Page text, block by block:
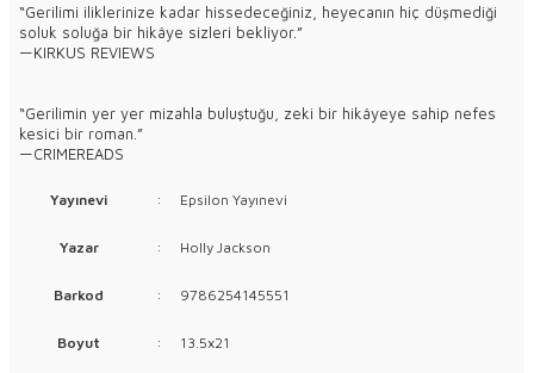
“Gerilimi iliklerinize kadar hissedeceğiniz, heyecanın hiç düşmediği
soluk soluğa bir hikâye sizleri bekliyor.”
—KIRKUS REVIEWS
“Gerilimin yer yer mizahla buluştuğu, zeki bir hikâyeye sahip nefes
kesici bir roman.”
—CRIMEREADS
Yayınevi : Epsilon Yayınevi
Yazar : Holly Jackson
Barkod : 9786254145551
Boyut : 13.5x21